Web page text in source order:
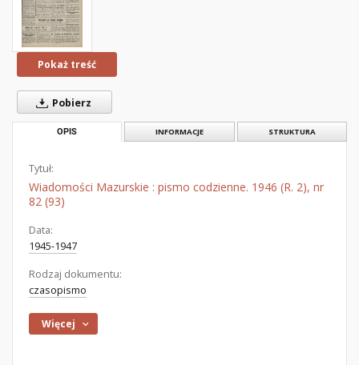
Pokaż treść
Pobierz
OPIS INFORMACJE STRUKTURA
Tytuł:
Wiadomości Mazurskie : pismo codzienne. 1946 (R. 2), nr
82 (93)
Data:
1945-1947
Rodzaj dokumentu:
czasopismo
Więcej